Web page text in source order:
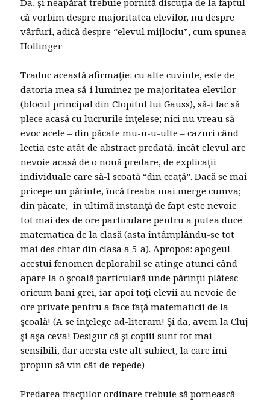
Da, şi neapărat trebuie pornită discuţia de la faptul
că vorbim despre majoritatea elevilor, nu despre
vârfuri, adică despre “elevul mijlociu”, cum spunea
Hollinger
Traduc această afirmaţie: cu alte cuvinte, este de
datoria mea să-i luminez pe majoritatea elevilor
(blocul principal din Clopitul lui Gauss), să-i fac să
plece acasă cu lucrurile înţelese; nici nu vreau să
evoc acele – din păcate mu-u-u-ulte – cazuri când
lectia este atât de abstract predată, încât elevul are
nevoie acasă de o nouă predare, de explicaţii
individuale care să-l scoată “din ceaţă”. Dacă se mai
pricepe un părinte, încă treaba mai merge cumva;
din păcate, în ultimă instanţă de fapt este nevoie
tot mai des de ore particulare pentru a putea duce
matematica de la clasă (asta întâmplându-se tot
mai des chiar din clasa a 5-a). Apropos: apogeul
acestui fenomen deplorabil se atinge atunci când
apare la o şcoală particulară unde părinţii plătesc
oricum bani grei, iar apoi toţi elevii au nevoie de
ore private pentru a face faţă matematicii de la
şcoală! (A se înţelege ad-literam! Şi da, avem la Cluj
şi aşa ceva! Desigur că şi copiii sunt tot mai
sensibili, dar acesta este alt subiect, la care îmi
propun să vin cât de repede)
Predarea fracţiilor ordinare trebuie să pornească